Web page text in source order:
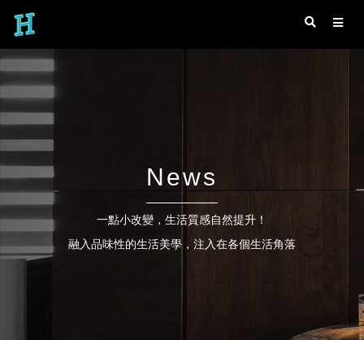
News
一點小改變，生活質感自然提升！
融入品味性的生活美學，注入在各個生活角落